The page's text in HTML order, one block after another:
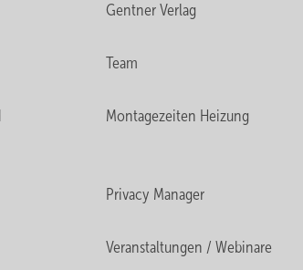
Gentner Verlag
Team
Montagezeiten Heizung
Privacy Manager
Veranstaltungen / Webinare